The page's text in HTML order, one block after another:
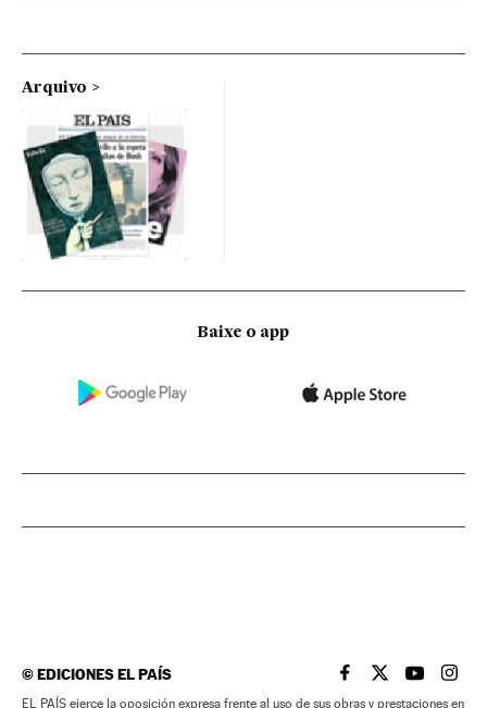
Arquivo
Baixe o app
©EDICIONES EL PAÍS EL PAÍS BRASIL EN
EL PAÍSEL PAÍS
EL
EL PAÍS ejerce la oposición expresa frente al uso de sus obras y prestaciones en